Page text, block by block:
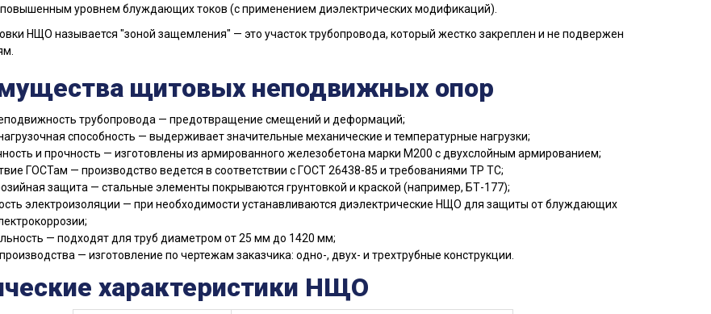
повышенным уровнем блуждающих токов (с применением диэлектрических модификаций).
НЩО называется "зоной защемления" — это участок трубопровода, который жестко закреплен и не подвержен
щитовых неподвижных опор
трубопровода — предотвращение смещений и деформаций;
способность — выдерживает значительные механические и температурные нагрузки;
и прочность — изготовлены из армированного железобетона марки М200 с двухслойным армированием;
ГОСТам — производство ведется в соответствии с ГОСТ 26438-85 и требованиями ТР ТС;
защита — стальные элементы покрываются грунтовкой и краской (например, БТ-177);
электроизоляции — при необходимости устанавливаются диэлектрические НЩО для защиты от блуждающих
— подходят для труб диаметром от 25 мм до 1420 мм;
производства — изготовление по чертежам заказчика: одно-, двух- и трехтрубные конструкции.
характеристики НЩО